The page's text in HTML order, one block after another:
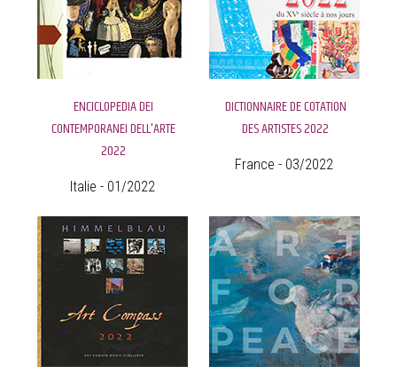
ENCICLOPEDIA DEI
CONTEMPORANEI DELL'ARTE
2022
Italie - 01/2022
DICTIONNAIRE DE COTATION
DES ARTISTES 2022
France - 03/2022